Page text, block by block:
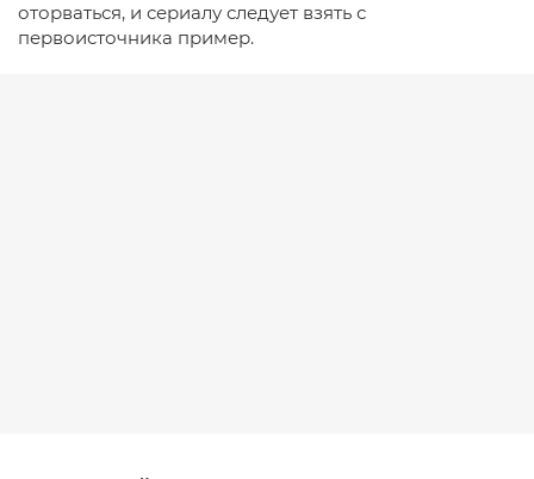
оторваться, и сериалу следует взять с
первоисточника пример.